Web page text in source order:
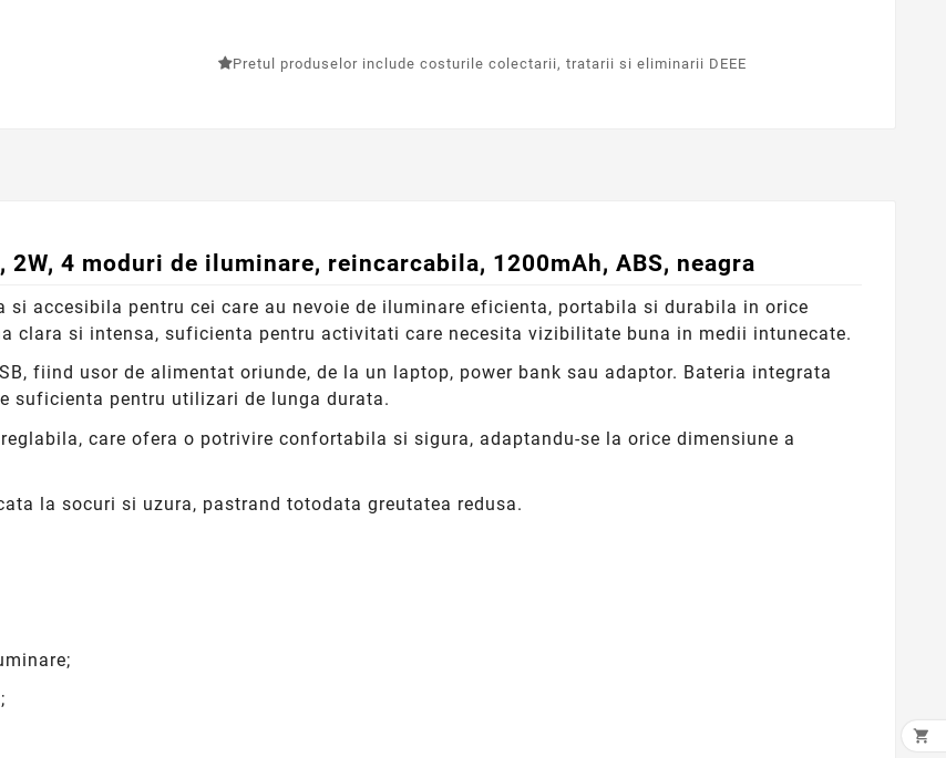
Pretul produselor include costurile colectarii, tratarii si eliminarii DEEE
4 moduri de iluminare, reincarcabila, 1200mAh, ABS, neagra
accesibila pentru cei care au nevoie de iluminare eficienta, portabila si durabila in orice
clara si intensa, suficienta pentru activitati care necesita vizibilitate buna in medii intunecate.
fiind usor de alimentat oriunde, de la un laptop, power bank sau adaptor. Bateria integrata
suficienta pentru utilizari de lunga durata.
care ofera o potrivire confortabila si sigura, adaptandu-se la orice dimensiune a
la socuri si uzura, pastrand totodata greutatea redusa.
